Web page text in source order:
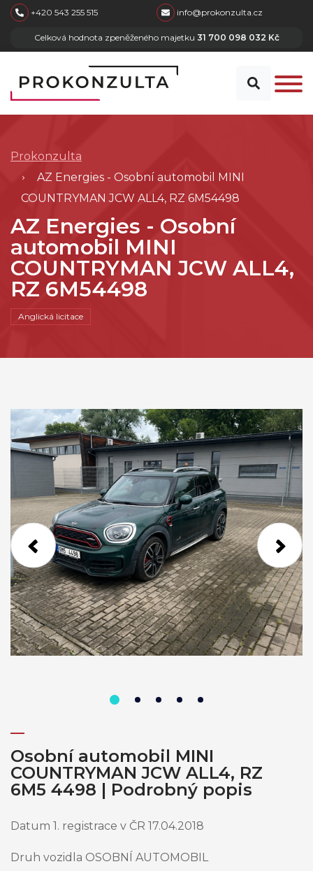
skip to main content
+420 543 255 515 info@prokonzulta.cz
Celková hodnota zpeněženého majetku 31 700 098 032 Kč
Prokonzulta
AZ Energies - Osobní automobil MINI
COUNTRYMAN JCW ALL4, RZ 6M54498
AZ Energies - Osobní
automobil MINI
COUNTRYMAN JCW ALL4,
RZ 6M54498
Anglická licitace
Osobní automobil MINI
COUNTRYMAN JCW ALL4, RZ
6M5 4498 | Podrobný popis
Datum 1. registrace v ČR 17.04.2018
Druh vozidla OSOBNÍ AUTOMOBIL